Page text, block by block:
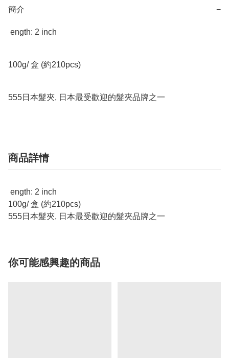
簡介 −
100g/ 盒 (約210pcs)
555日本髮夾, 日本最受歡迎的髮夾品牌之一
商品詳情
ength: 2 inch
100g/ 盒 (約210pcs)
555日本髮夾, 日本最受歡迎的髮夾品牌之一
你可能感興趣的商品